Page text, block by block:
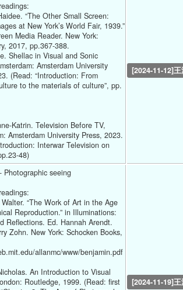
“The Other Small Screen:
at New York’s World Fair, 1939.”
Media Reader. New York:
2017, pp.367-388.
Shellac in Visual and Sonic
Amsterdam University
(Read: “Introduction: From
to the materials of culture”, pp.
Katrin. Television Before TV,
Amsterdam University Press, 2023.
Interwar Television on
48)
[2024-11-12]
Photographic seeing
“The Work of Art in the Age
Reproduction.” in Illuminations:
Reflections. Ed. Hannah Arendt.
Zohn. New York: Schocken Books,
allanmc/www/benjamin.pdf
An Introduction to Visual
Routledge, 1999. (Read: first
[2024-11-19]